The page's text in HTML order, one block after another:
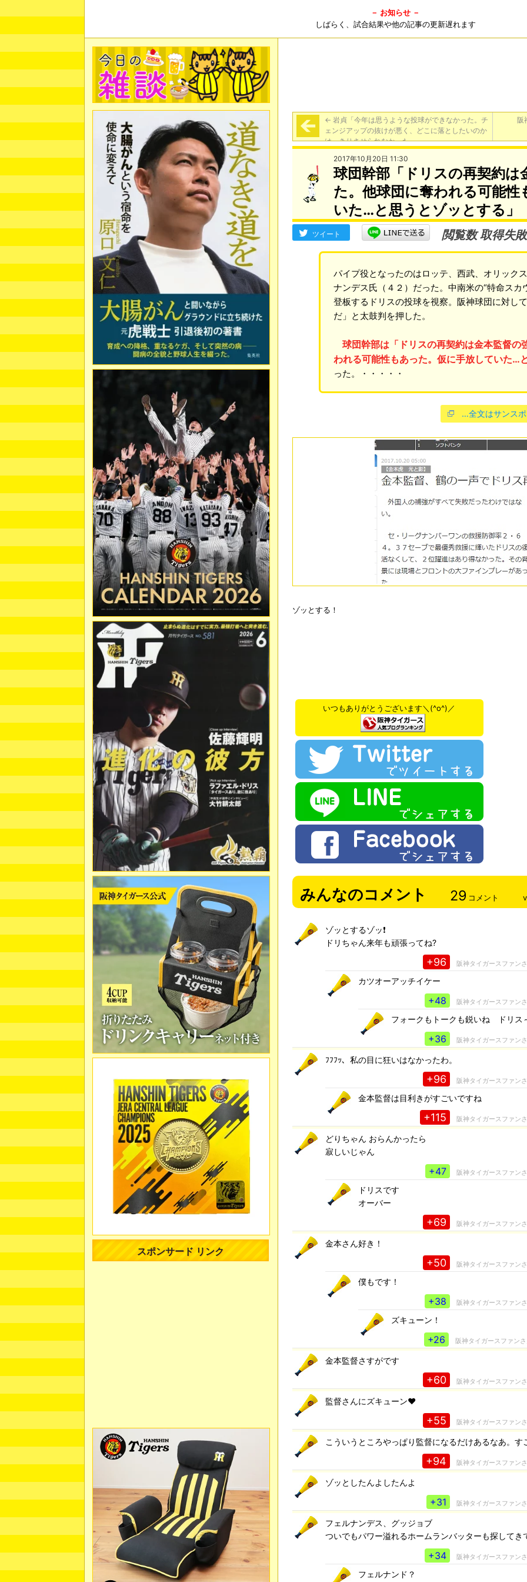
－ お知らせ －
しばらく、試合結果や他の記事の更新遅れます
← 岩貞「今年は思うような投球ができなかった。チ
ェンジアップの抜けが悪く、どこに落としたいのか
はっきりさせられなかった」
阪
2017年10月20日 11:30
球団幹部「ドリスの再契約は
た。他球団に奪われる可能
いた…と思うとゾッとする」
ツイート 閲覧数 取得失敗
パイプ役となったのはロッテ、西武、オリック
ナンデス氏（４２）だった。中南米の“特命スカ
登板するドリスの投球を視察。阪神球団に対し
だ」と太鼓判を押した。
球団幹部は「ドリスの再契約は金本監督の
われる可能性もあった。仮に手放していた…
った。・・・・・
…全文はサンス
ゾッとする！
いつもありがとうございます＼(^o^)／
みんなのコメント 29 コメント
ゾッとするゾッ❗
ドリちゃん来年も頑張ってね?
+96 阪神タイガースファン
カツオーアッチイケー
+48 阪神タイガースファン
フォークもトークも鋭いね ドリス
+36 阪神タイガースファン
ﾌﾌﾌｯ、私の目に狂いはなかったわ。
+96 阪神タイガースファン
金本監督は目利きがすごいですね
+115 阪神タイガースファン
どりちゃん おらんかったら
寂しいじゃん
+47 阪神タイガースファン
ドリスです
オーバー
+69 阪神タイガースファン
金本さん好き！
+50 阪神タイガースファン
僕もです！
+38 阪神タイガースファン
ズキューン！
+26 阪神タイガースファン
金本監督さすがです
+60 阪神タイガースファン
監督さんにズキューン♥
+55 阪神タイガースファン
こういうところやっぱり監督になるだけあるなあ。す
+94 阪神タイガースファン
ゾッとしたんよしたんよ
+31 阪神タイガースファン
フェルナンデス、グッジョブ
ついでもパワー溢れるホームランバッターも探してき
+34 阪神タイガースファン
フェルナンド？
スポンサード リンク